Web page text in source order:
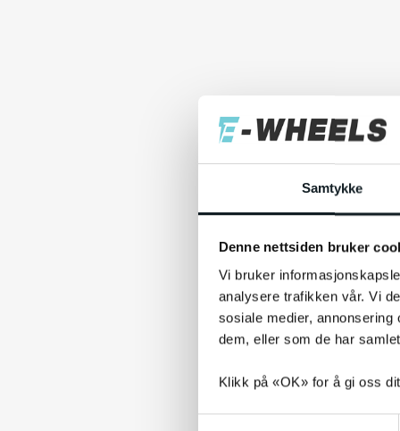
Samtykke
Denne nettsiden bruker
Vi bruker
analysere trafikken vår. Vi
sosiale medier,
dem, eller som de har
Klikk på «OK» for å gi oss